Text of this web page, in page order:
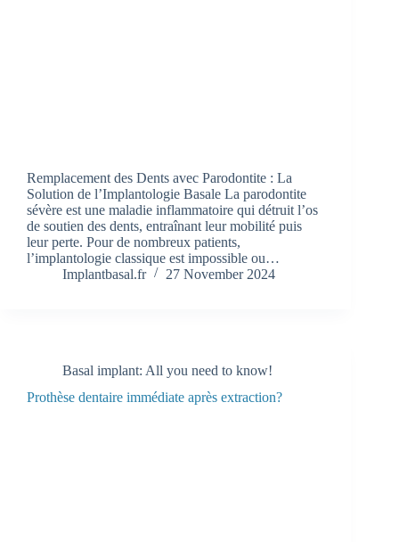
Remplacement des Dents avec Parodontite : La
Solution de l’Implantologie Basale La parodontite
sévère est une maladie inflammatoire qui détruit l’os
de soutien des dents, entraînant leur mobilité puis
leur perte. Pour de nombreux patients,
l’implantologie classique est impossible ou…
Implantbasal.fr
27 November 2024
Basal implant: All you need to know!
Prothèse dentaire immédiate après extraction?